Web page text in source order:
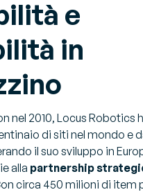
e
in
nel 2010, Locus Robotics
di siti nel mondo e
il suo sviluppo in
alla partnership
circa 450 milioni di item